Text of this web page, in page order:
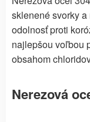
sklenené svorky
odolnosť proti
najlepšou voľbou
obsahom
Nerezová